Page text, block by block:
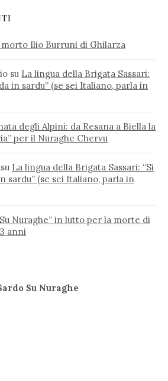
morto Ilio Burruni di Ghilarza
su La lingua della Brigata Sassari:
in sardu” (se sei Italiano, parla in
degli Alpini: da Resana a Biella la
per il Nuraghe Chervu
su La lingua della Brigata Sassari: “Si
sardu” (se sei Italiano, parla in
Nuraghe” in lutto per la morte di
anni
Su Nuraghe